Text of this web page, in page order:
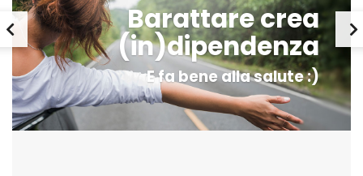
Barattare crea
(in)dipendenza
E fa bene alla salute :)